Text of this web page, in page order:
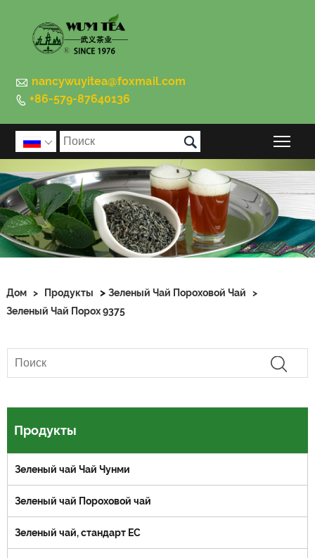
 nancywuyitea@foxmail.com
 +86-579-87640136
 
Дом > Продукты > Зеленый Чай Пороховой Чай
>
Зеленый Чай Порох 9375
Продукты
Зеленый чай Чай Чунми
Зеленый чай Пороховой чай
Зеленый чай, стандарт ЕС